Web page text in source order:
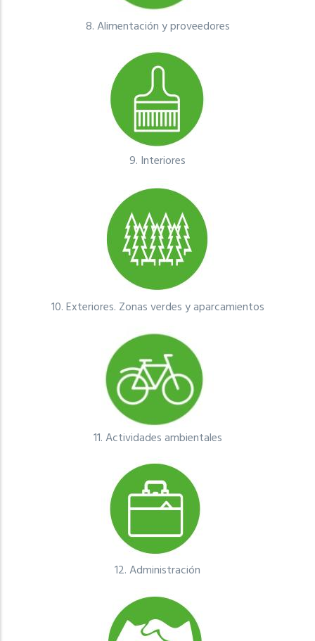
8.Alimentación y proveedores
9. Interiores
10.Exteriores. Zonas verdes y aparcamientos
11.Actividades ambientales
12.Administración